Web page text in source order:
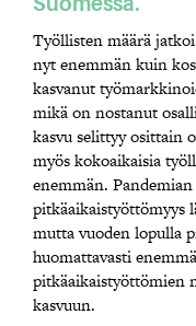
Työllisten määrä
nyt enemmän kuin
kasvanut
mikä on nostanut
kasvu selittyy osittain
myös kokoaikaisia
enemmän.
pitkäaikaistyöttömyys
mutta vuoden lopulla
huomattavasti
pitkäaikaistyöttömien
kasvuun.